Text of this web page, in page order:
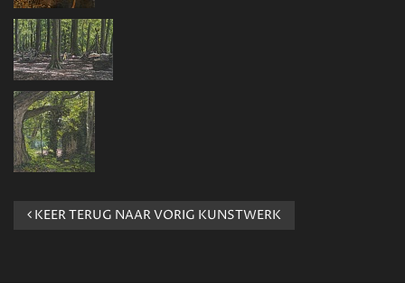
KEER TERUG NAAR VORIG KUNSTWERK